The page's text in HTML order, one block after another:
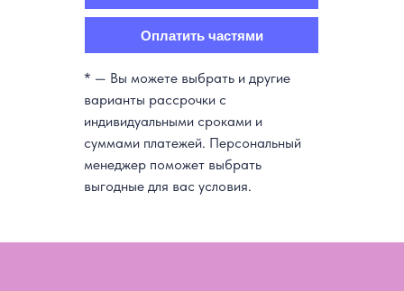
Оплатить частями
* — Вы можете выбрать и другие
варианты рассрочки с
индивидуальными сроками и
суммами платежей. Персональный
менеджер поможет выбрать
выгодные для вас условия.